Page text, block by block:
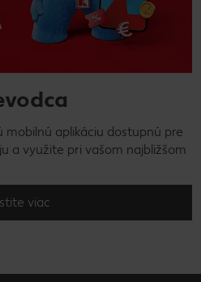
aplikáciu dostupnú pre
a využite pri vašom najbližšom
viac